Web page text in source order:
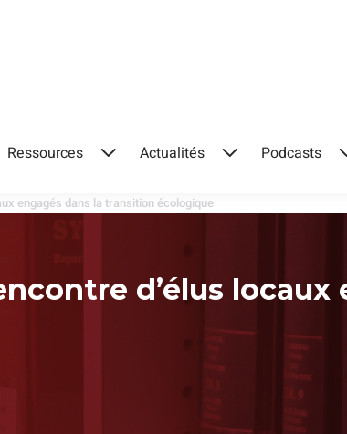
Ressources
Ouvrir
menu
Actualités
Ouvrir
menu
Podcasts
engagés dans la transition écologique
d’élus